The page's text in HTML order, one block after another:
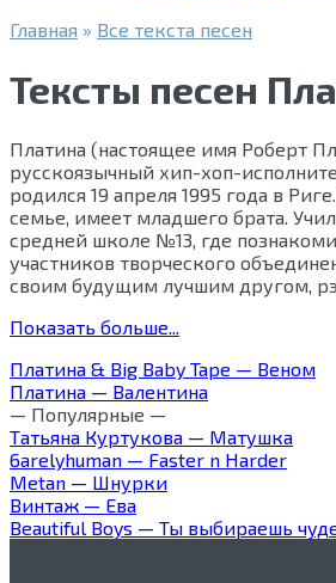
Главная » Все текста песен
Тексты песен
Платина (настоящее имя Роберт
русскоязычный хип-хоп-
родился 19 апреля 1995 года в
семье, имеет младшего брата.
средней школе №13, где
участников творческого
своим будущим лучшим другом,
Показать больше...
Платина & Big Baby Tape — Веном
Платина — Валентина
— Популярные —
Татьяна Куртукова — Матушка
6arelyhuman — Faster n Harder
Metan — Шнурки
Винтаж — Ева
Beautiful Boys — Ты выбираешь